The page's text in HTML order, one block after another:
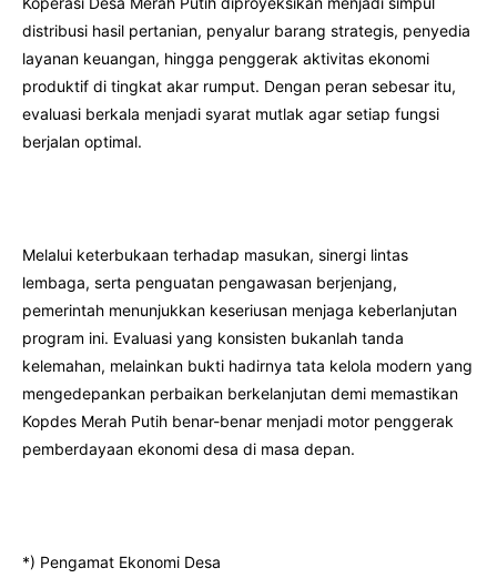
distribusi hasil pertanian, penyalur barang strategis, penyedia
layanan keuangan, hingga penggerak aktivitas ekonomi
produktif di tingkat akar rumput. Dengan peran sebesar itu,
evaluasi berkala menjadi syarat mutlak agar setiap fungsi
berjalan optimal.
Melalui keterbukaan terhadap masukan, sinergi lintas
lembaga, serta penguatan pengawasan berjenjang,
pemerintah menunjukkan keseriusan menjaga keberlanjutan
program ini. Evaluasi yang konsisten bukanlah tanda
kelemahan, melainkan bukti hadirnya tata kelola modern yang
mengedepankan perbaikan berkelanjutan demi memastikan
Kopdes Merah Putih benar-benar menjadi motor penggerak
pemberdayaan ekonomi desa di masa depan.
*) Pengamat Ekonomi Desa